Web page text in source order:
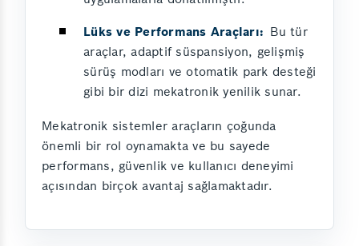
Lüks ve Performans Araçları: Bu tür
araçlar, adaptif süspansiyon, gelişmiş
sürüş modları ve otomatik park desteği
gibi bir dizi mekatronik yenilik sunar.
Mekatronik sistemler araçların çoğunda
önemli bir rol oynamakta ve bu sayede
performans, güvenlik ve kullanıcı deneyimi
açısından birçok avantaj sağlamaktadır.